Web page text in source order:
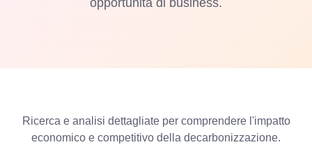
opportunità di business.
Ricerca e analisi dettagliate per comprendere l'impatto
economico e competitivo della decarbonizzazione.